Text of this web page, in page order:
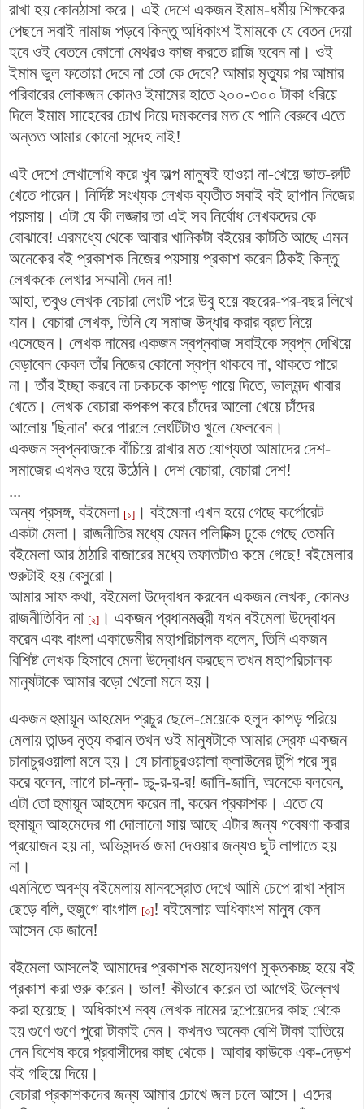
রাখা হয় কোনঠাসা করে। এই দেশে একজন ইমাম-ধর্মীয় শিক্ষকের
পেছনে সবাই নামাজ পড়বে কিন্তু অধিকাংশ ইমামকে যে বেতন দেয়া
হবে ওই বেতনে কোনো মেথরও কাজ করতে রাজি হবেন না। ওই
ইমাম ভুল ফতোয়া দেবে না তো কে দেবে? আমার মৃত্যুর পরআমার
পরিবারের লোকজন কোনও ইমামের হাতে ২০০-৩০০ টাকা ধরিয়ে
দিলে ইমাম সাহেবের চোখ দিয়ে দমকলের মত যে পানি বেরুবে এতে
অন্তত আমার কোনো সন্দেহ নাই!
এই দেশে লেখালেখি করে খুব অল্প মানুষই হাওয়া না-খেয়ে ভাত-রুটি
খেতে পারেন। নির্দিষ্ট সংখ্যক লেখক ব্যতীত সবাই বই ছাপান নিজের
পয়সায়। এটা যে কী লজ্জার তা এই সব নির্বোধ লেখকদের কে
বোঝাবে! এরমধ্যে থেকে আবারখানিকটা বইয়ের কাটতি আছে এমন
অনেকের বই প্রকাশক নিজের পয়সায় প্রকাশ করেন ঠিকই কিন্তু
লেখককে লেখার সম্মানী দেন না!
আহা, তবুও লেখক বেচারা লেংটি পরে উবু হয়ে বছরের-পর-বছর লিখে
যান। বেচারা লেখক, তিনি যে সমাজ উদ্ধার করার ব্রত নিয়ে
এসেছেন। লেখক নামের একজন স্বপ্নবাজ সবাইকে স্বপ্ন দেখিয়ে
বেড়াবেন কেবল তাঁর নিজের কোনো স্বপ্ন থাকবে না, থাকতে পারে
না। তাঁর ইচ্ছা করবে না চকচকে কাপড় গায়ে দিতে, ভালমন্দ খাবার
খেতে। লেখক বেচারা কপকপ করে চাঁদের আলো খেয়ে চাঁদের
আলোয় 'ছিনান' করে পারলে লেংটিটাও খুলে ফেলবেন।
একজন স্বপ্নবাজকে বাঁচিয়ে রাখার মত যোগ্যতা আমাদের দেশ-
সমাজের এখনও হয়ে উঠেনি। দেশ বেচারা, বেচারা দেশ!
...
অন্য প্রসঙ্গ, বইমেলা [১] । বইমেলা এখন হয়ে গেছে কর্পোরেট
একটা মেলা। রাজনীতির মধ্যে যেমন পলিটিক্স ঢুকে গেছে তেমনি
বইমেলা আর ঠাঠারি বাজারের মধ্যে তফাতটাও কমে গেছে! বইমেলার
শুরুটাই হয় বেসুরো।
আমার সাফ কথা, বইমেলা উদ্বোধন করবেন একজন লেখক, কোনও
রাজনীতিবিদ না [২] । একজন প্রধানমন্ত্রী যখন বইমেলা উদ্বোধন
করেন এবং বাংলা একাডেমীর মহাপরিচালক বলেন, তিনি একজন
বিশিষ্ট লেখক হিসাবে মেলা উদ্বোধন করছেন তখনমহাপরিচালক
মানুষটাকে আমার বড়ো খেলো মনে হয়।
একজন হুমায়ূন আহমেদ প্রচুর ছেলে-মেয়েকে হলুদ কাপড় পরিয়ে
মেলায় তান্ডব নৃত্য করান তখন ওই মানুষটাকে আমার স্রেফ একজন
চানাচুরওয়ালা মনে হয়। যে চানাচুরওয়ালা ক্লাউনের টুপি পরে সুর
করে বলেন, লাগে চা-ন্না- চ্চু-র-র-র! জানি-জানি, অনেকে বলবেন,
এটা তো হুমায়ূন আহমেদ করেন না, করেন প্রকাশক। এতে যে
হুমায়ূন আহমেদের গা দোলানো সায় আছে এটার জন্য গবেষণা করার
প্রয়োজন হয় না, অভিসন্দর্ভ জমা দেওয়ার জন্যও ছুট লাগাতে হয়
না।
এমনিতে অবশ্য বইমেলায় মানবস্রোত দেখে আমি চেপে রাখা শ্বাস
ছেড়ে বলি, হুজুগে বাংগাল [৩]! বইমেলায় অধিকাংশ মানুষ কেন
আসেন কে জানে!
বইমেলা আসলেই আমাদের প্রকাশক মহোদয়গণ মুক্তকচ্ছ হয়ে বই
প্রকাশ করা শুরু করেন। ভাল! কীভাবে করেন তা আগেই উল্লেখ
করা হয়েছে। অধিকাংশ নব্য লেখক নামের দুপেয়েদের কাছ থেকে
হয় গুণে গুণে পুরো টাকাই নেন। কখনও অনেক বেশি টাকা হাতিয়ে
নেন বিশেষ করে প্রবাসীদের কাছ থেকে। আবার কাউকে এক-দেড়শ
বই গছিয়ে দিয়ে।
বেচারা প্রকাশকদের জন্য আমার চোখে জল চলে আসে। এদের